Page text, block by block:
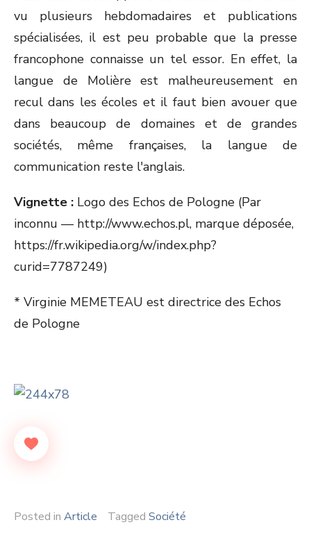
vu plusieurs hebdomadaires et publications
spécialisées, il est peu probable que la presse
francophone connaisse un tel essor. En effet, la
langue de Molière est malheureusement en
recul dans les écoles et il faut bien avouer que
dans beaucoup de domaines et de grandes
sociétés, même françaises, la langue de
communication reste l'anglais.
Vignette : Logo des Echos de Pologne (Par
inconnu — http://www.echos.pl, marque déposée,
https://fr.wikipedia.org/w/index.php?
curid=7787249)
* Virginie MEMETEAU est directrice des Echos
de Pologne
Posted in Article Tagged Société